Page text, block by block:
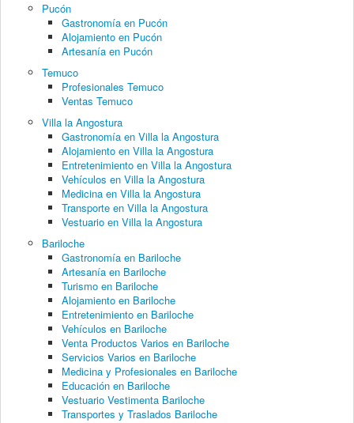
Pucón
Gastronomía en Pucón
Alojamiento en Pucón
Artesanía en Pucón
Temuco
Profesionales Temuco
Ventas Temuco
Villa la Angostura
Gastronomía en Villa la Angostura
Alojamiento en Villa la Angostura
Entretenimiento en Villa la Angostura
Vehículos en Villa la Angostura
Medicina en Villa la Angostura
Transporte en Villa la Angostura
Vestuario en Villa la Angostura
Bariloche
Gastronomía en Bariloche
Artesanía en Bariloche
Turismo en Bariloche
Alojamiento en Bariloche
Entretenimiento en Bariloche
Vehículos en Bariloche
Venta Productos Varios en Bariloche
Servicios Varios en Bariloche
Medicina y Profesionales en Bariloche
Educación en Bariloche
Vestuario Vestimenta Bariloche
Transportes y Traslados Bariloche